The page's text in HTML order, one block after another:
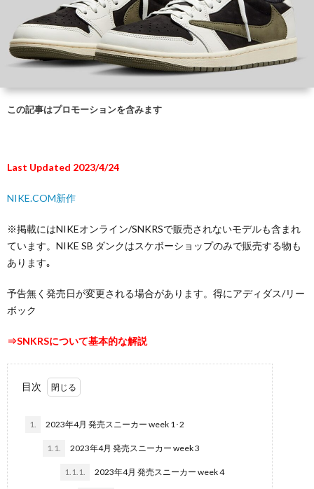
この記事はプロモーションを含みます
Last Updated 2023/4/24
NIKE.COM新作
※掲載にはNIKEオンライン/SNKRSで販売されないモデルも含まれ
ています。NIKE SB ダンクはスケボーショップのみで販売する物も
あります｡
予告無く発売日が変更される場合があります。得にアディダス/リー
ボック
⇒SNKRSについて基本的な解説
目次
1. 2023年4月 発売スニーカー week 1･2
1.1. 2023年4月 発売スニーカー week 3
1.1.1. 2023年4月 発売スニーカー week 4